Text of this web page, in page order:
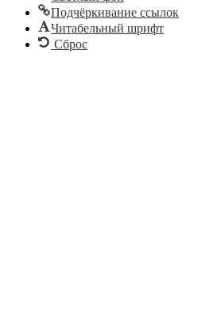
Подчёркивание ссылок
Читабельный шрифт
Сброс